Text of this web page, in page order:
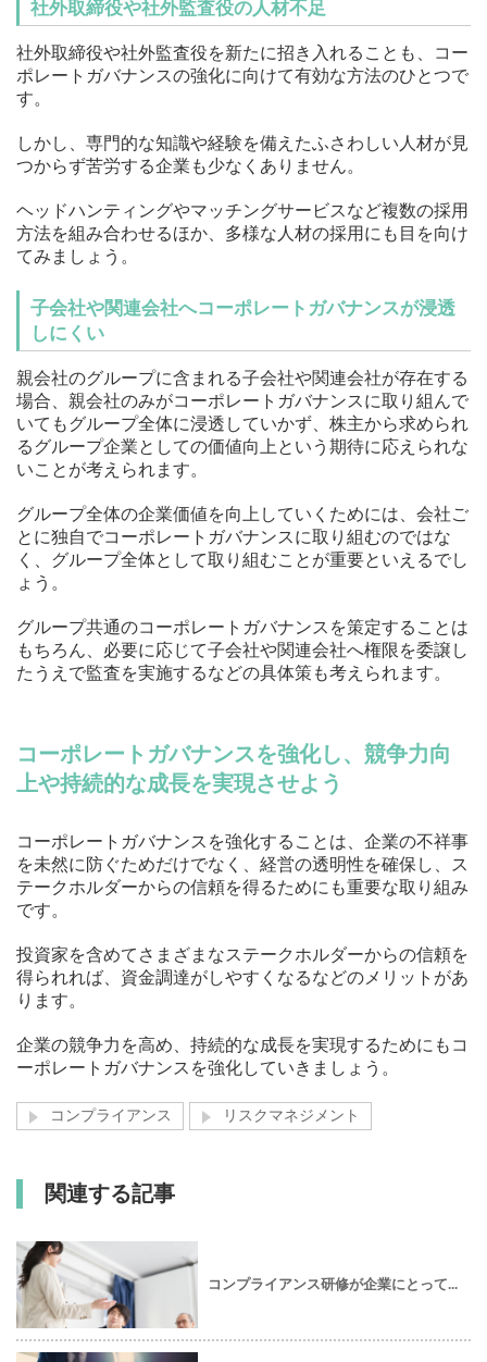
社外取締役や社外監査役の人材不足
社外取締役や社外監査役を新たに招き入れることも、コー
ポレートガバナンスの強化に向けて有効な方法のひとつで
す。
しかし、専門的な知識や経験を備えたふさわしい人材が見
つからず苦労する企業も少なくありません。
ヘッドハンティングやマッチングサービスなど複数の採用
方法を組み合わせるほか、多様な人材の採用にも目を向け
てみましょう。
子会社や関連会社へコーポレートガバナンスが浸透
しにくい
親会社のグループに含まれる子会社や関連会社が存在する
場合、親会社のみがコーポレートガバナンスに取り組んで
いてもグループ全体に浸透していかず、株主から求められ
るグループ企業としての価値向上という期待に応えられな
いことが考えられます。
グループ全体の企業価値を向上していくためには、会社ご
とに独自でコーポレートガバナンスに取り組むのではな
く、グループ全体として取り組むことが重要といえるでし
ょう。
グループ共通のコーポレートガバナンスを策定することは
もちろん、必要に応じて子会社や関連会社へ権限を委譲し
たうえで監査を実施するなどの具体策も考えられます。
コーポレートガバナンスを強化し、競争力向
上や持続的な成長を実現させよう
コーポレートガバナンスを強化することは、企業の不祥事
を未然に防ぐためだけでなく、経営の透明性を確保し、ス
テークホルダーからの信頼を得るためにも重要な取り組み
です。
投資家を含めてさまざまなステークホルダーからの信頼を
得られれば、資金調達がしやすくなるなどのメリットがあ
ります。
企業の競争力を高め、持続的な成長を実現するためにもコ
ーポレートガバナンスを強化していきましょう。
コンプライアンス リスクマネジメント
関連する記事
コンプライアンス研修が企業にとって...